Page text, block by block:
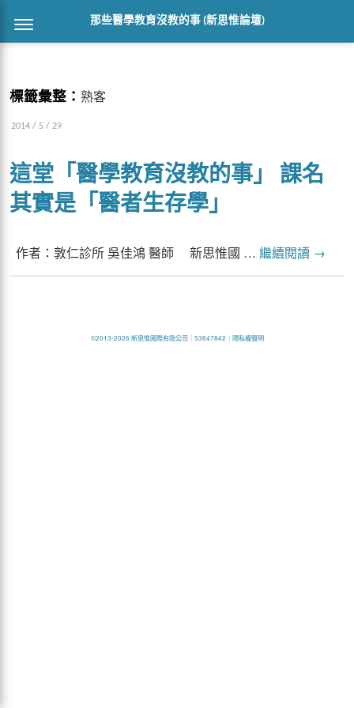
那些醫學教育沒教的事 (新思惟論壇)
標籤彙整： 熟客
2014 / 5 / 29
這堂「醫學教育沒教的事」 課名
其實是「醫者生存學」
作者：敦仁診所 吳佳鴻 醫師 新思惟國 … 繼續閱讀 →
©2013-2026 新思惟國際有限公司｜ 53847842 ｜ 隱私權聲明